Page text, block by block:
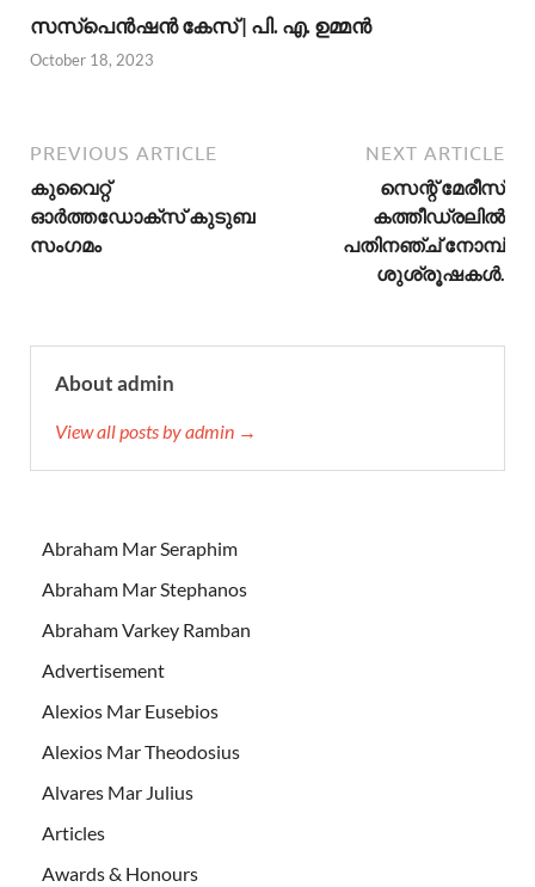
സസ്പെന്‍ഷന്‍ കേസ് | പി. എ. ഉമ്മന്‍
October 18, 2023
PREVIOUS ARTICLE
കുവൈറ്റ്
ഓർത്തഡോക്സ് കുടുബ
സംഗമം
NEXT ARTICLE
സെന്റ് മേരീസ്
കത്തീഡ്രലില്‍
പതിനഞ്ച് നോമ്പ്
ശുശ്രൂഷകള്‍.
About admin
View all posts by admin →
Abraham Mar Seraphim
Abraham Mar Stephanos
Abraham Varkey Ramban
Advertisement
Alexios Mar Eusebios
Alexios Mar Theodosius
Alvares Mar Julius
Articles
Awards & Honours